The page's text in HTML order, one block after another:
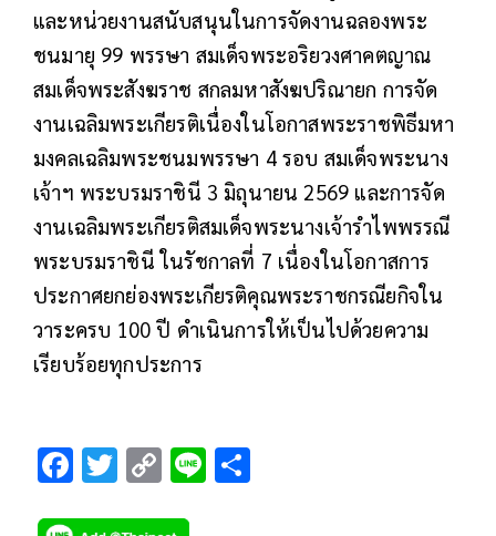
และหน่วยงานสนับสนุนในการจัดงานฉลองพระ
ชนมายุ 99 พรรษา สมเด็จพระอริยวงศาคตญาณ
สมเด็จพระสังฆราช สกลมหาสังฆปริณายก การจัด
งานเฉลิมพระเกียรติเนื่องในโอกาสพระราชพิธีมหา
มงคลเฉลิมพระชนมพรรษา 4 รอบ สมเด็จพระนาง
เจ้าฯ พระบรมราชินี 3 มิถุนายน 2569 และการจัด
งานเฉลิมพระเกียรติสมเด็จพระนางเจ้ารำไพพรรณี
พระบรมราชินี ในรัชกาลที่ 7 เนื่องในโอกาสการ
ประกาศยกย่องพระเกียรติคุณพระราชกรณียกิจใน
วาระครบ 100 ปี ดำเนินการให้เป็นไปด้วยความ
เรียบร้อยทุกประการ
F T C Li